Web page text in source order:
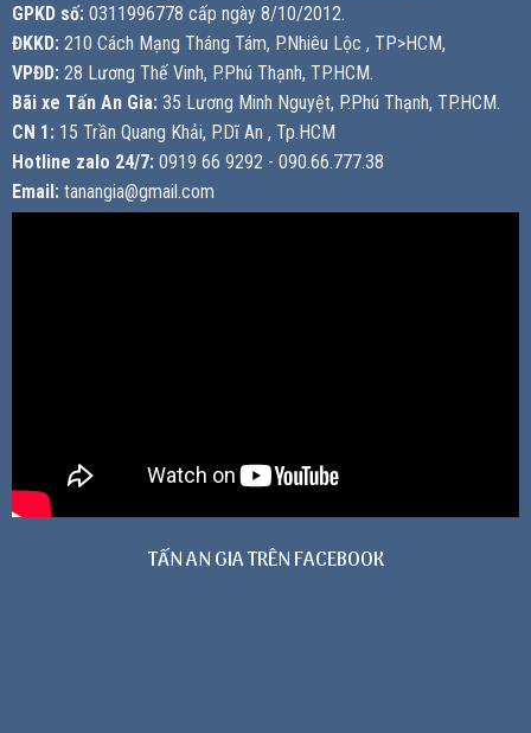
GPKD số: 0311996778 cấp ngày 8/10/2012.
ĐKKD: 210 Cách Mạng Tháng Tám, P.Nhiêu Lộc , TP>HCM,
VPĐD: 28 Lương Thế Vinh, P.Phú Thạnh, TP.HCM.
Bãi xe Tấn An Gia: 35 Lương Minh Nguyệt, P.Phú Thạnh, TP.HCM.
CN 1: 15 Trần Quang Khải, P.Dĩ An , Tp.HCM
Hotline zalo 24/7: 0919 66 9292 - 090.66.777.38
Email: tanangia@gmail.com
TẤN AN GIA TRÊN FACEBOOK